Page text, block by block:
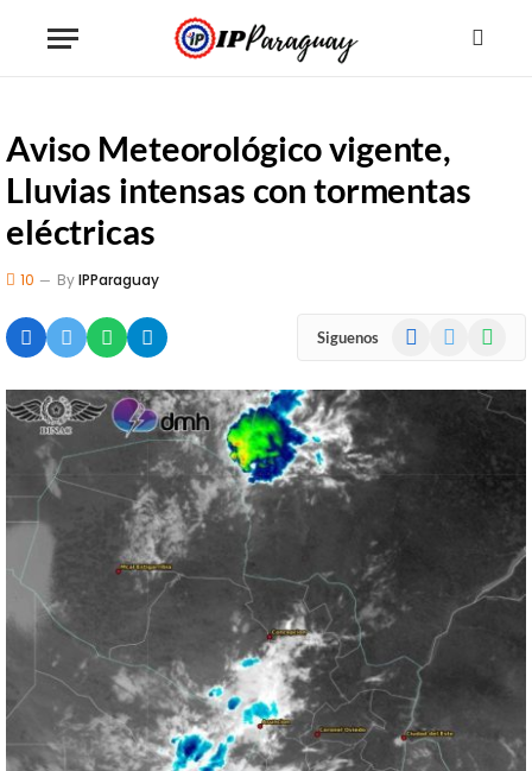
Aviso Meteorológico vigente,
Lluvias intensas con tormentas
eléctricas
10 ByIPParaguay
Siguenos Facebook